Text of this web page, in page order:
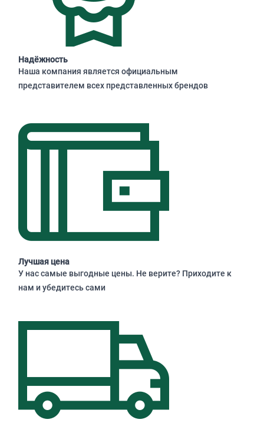
Надёжность
Наша компания является официальным
представителем всех представленных брендов
Лучшая цена
У нас самые выгодные цены. Не верите? Приходите к
нам и убедитесь сами